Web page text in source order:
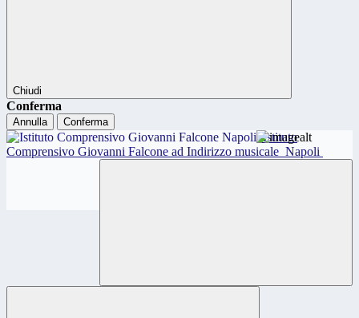
Chiudi
Conferma
Annulla Conferma
Istituto
Comprensivo Giovanni Falcone ad Indirizzo musicale Napoli